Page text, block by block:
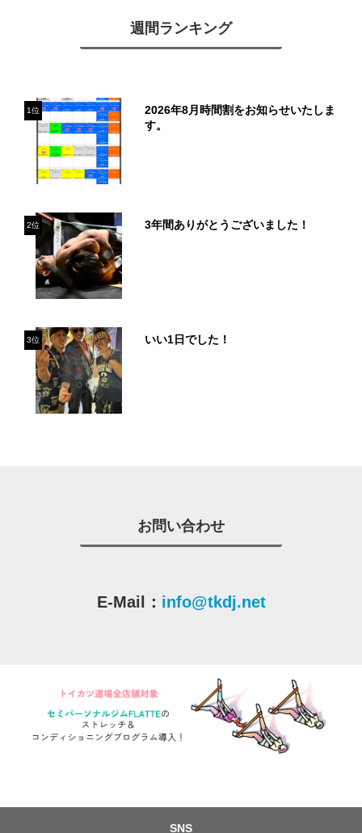
週間ランキング
1位
2026年8月時間割をお知らせいたしま
す。
2位 3年間ありがとうございました！
3位 いい1日でした！
お問い合わせ
E-Mail： info@tkdj.net
SNS